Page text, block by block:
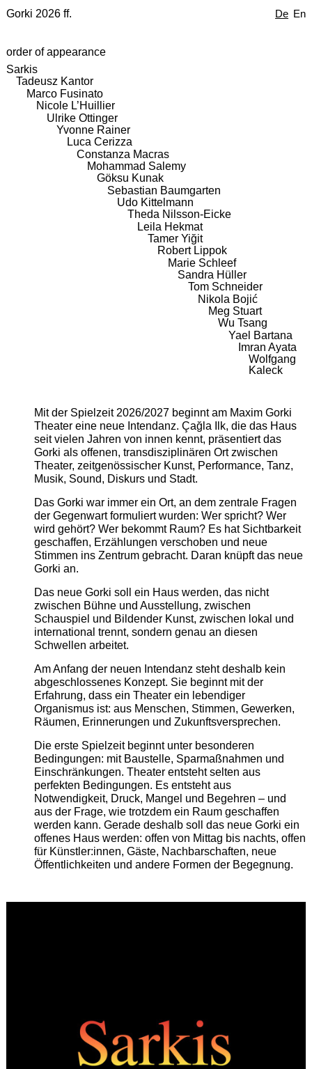
De En
Gorki 2026 ff.
order of appearance
Sarkis
Tadeusz Kantor
Marco Fusinato
Nicole L’Huillier
Ulrike Ottinger
Yvonne Rainer
Luca Cerizza
Constanza Macras
Mohammad Salemy
Göksu Kunak
Sebastian Baumgarten
Udo Kittelmann
Theda Nilsson-Eicke
Leila Hekmat
Tamer Yiğit
Robert Lippok
Marie Schleef
Sandra Hüller
Tom Schneider
Nikola Bojić
Meg Stuart
Wu Tsang
Yael Bartana
Imran Ayata
Wolfgang
Kaleck
Mit der Spielzeit 2026/2027 beginnt am Maxim Gorki
Theater eine neue Intendanz. Çağla Ilk, die das Haus
seit vielen Jahren von innen kennt, präsentiert das
Gorki als offenen, transdisziplinären Ort zwischen
Theater, zeitgenössischer Kunst, Performance, Tanz,
Musik, Sound, Diskurs und Stadt.
Das Gorki war immer ein Ort, an dem zentrale Fragen
der Gegenwart formuliert wurden: Wer spricht? Wer
wird gehört? Wer bekommt Raum? Es hat Sichtbarkeit
geschaffen, Erzählungen verschoben und neue
Stimmen ins Zentrum gebracht. Daran knüpft das neue
Gorki an.
Das neue Gorki soll ein Haus werden, das nicht
zwischen Bühne und Ausstellung, zwischen
Schauspiel und Bildender Kunst, zwischen lokal und
international trennt, sondern genau an diesen
Schwellen arbeitet.
Am Anfang der neuen Intendanz steht deshalb kein
abgeschlossenes Konzept. Sie beginnt mit der
Erfahrung, dass ein Theater ein lebendiger
Organismus ist: aus Menschen, Stimmen, Gewerken,
Räumen, Erinnerungen und Zukunftsversprechen.
Die erste Spielzeit beginnt unter besonderen
Bedingungen: mit Baustelle, Sparmaßnahmen und
Einschränkungen. Theater entsteht selten aus
perfekten Bedingungen. Es entsteht aus
Notwendigkeit, Druck, Mangel und Begehren – und
aus der Frage, wie trotzdem ein Raum geschaffen
werden kann. Gerade deshalb soll das neue Gorki ein
offenes Haus werden: offen von Mittag bis nachts, offen
für Künstler:innen, Gäste, Nachbarschaften, neue
Öffentlichkeiten und andere Formen der Begegnung.